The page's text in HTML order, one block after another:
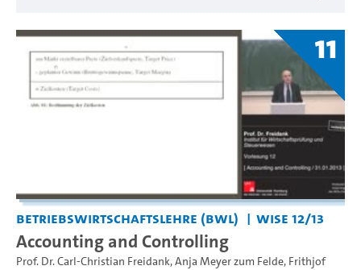
11
Betriebswirtschaftslehre (BWL) WiSe 12/13
Accounting and Controlling
Prof. Dr. Carl-Christian Freidank,Anja Meyer zum Felde, Frithjof